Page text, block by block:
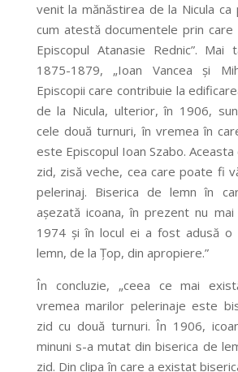
venit la mănăstirea de la Nicula ca
cum atestă documentele prin
Episcopul Atanasie Rednic”. Mai
1875-1879, „Ioan Vancea și
Episcopii care contribuie la
de la Nicula, ulterior, în 1906,
cele două turnuri, în vremea în
este Episcopul Ioan Szabo.
zid, zisă veche, cea care poate fi
pelerinaj. Biserica de lemn în
așezată icoana, în prezent nu
1974 și în locul ei a fost adusă o
lemn, de la Țop, din apropiere.”
În concluzie, „ceea ce mai
vremea marilor pelerinaje este
zid cu două turnuri. În 1906,
minuni s-a mutat din biserica de
zid. Din clipa în care a existat